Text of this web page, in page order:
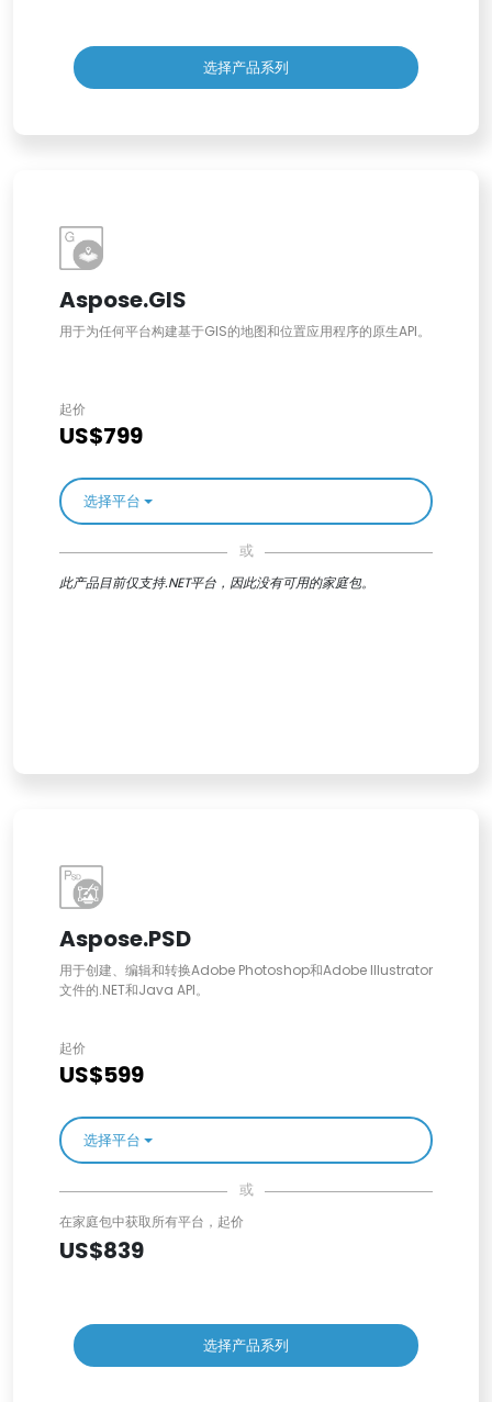
选择产品系列
Aspose.GIS
用于为任何平台构建基于GIS的地图和位置应用程序的原生API。
起价
US$799
选择平台
或
此产品目前仅支持.NET平台，因此没有可用的家庭包。
Aspose.PSD
用于创建、编辑和转换Adobe Photoshop和Adobe Illustrator
文件的.NET和Java API。
起价
US$599
选择平台
或
在家庭包中获取所有平台，起价
US$839
选择产品系列